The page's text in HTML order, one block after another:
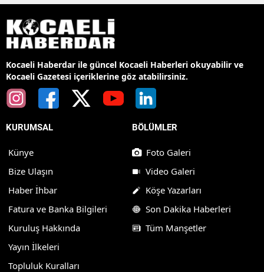
Kocaeli Haberdar ile güncel Kocaeli Haberleri okuyabilir ve
Kocaeli Gazetesi içeriklerine göz atabilirsiniz.
KURUMSAL
Künye
Bize Ulaşın
Haber İhbar
Fatura ve Banka Bilgileri
Kuruluş Hakkında
Yayın İlkeleri
Topluluk Kuralları
BÖLÜMLER
Foto Galeri
Video Galeri
Köşe Yazarları
Son Dakika Haberleri
Tüm Manşetler